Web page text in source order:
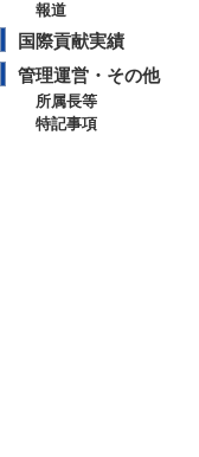
報道
国際貢献実績
管理運営・その他
所属長等
特記事項